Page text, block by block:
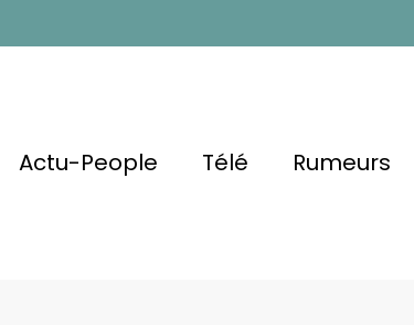
Actu-People Télé Rumeurs